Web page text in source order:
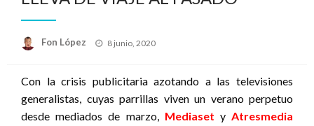
Fon López
Publicado
8 junio, 2020
Con la crisis publicitaria azotando a las televisiones
generalistas, cuyas parrillas viven un verano perpetuo
desde mediados de marzo, Mediaset yAtresmedia